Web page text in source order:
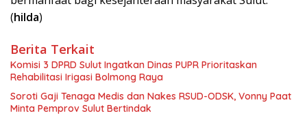
(hilda)
Berita Terkait
Komisi 3 DPRD Sulut Ingatkan Dinas PUPR Prioritaskan
Rehabilitasi Irigasi Bolmong Raya
Soroti Gaji Tenaga Medis dan Nakes RSUD-ODSK, Vonny Paat
Minta Pemprov Sulut Bertindak